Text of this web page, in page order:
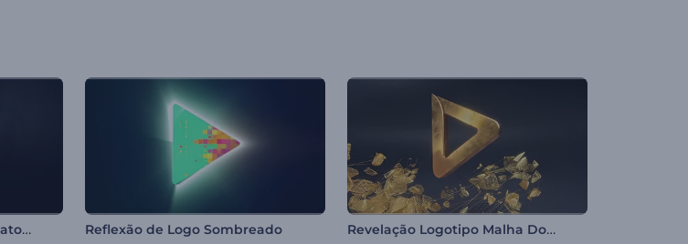
Logotipo Partículas Cinematográficas Reflexão de Logo Sombreado Revelação Logotipo Malha Dourada